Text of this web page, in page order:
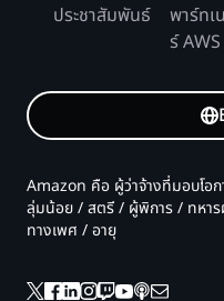
ประชาสัมพันธ์
พาร์ทเ
ร์ AWS
Amazon คือ ผู้ว่าจ้างที่มอบโอ
ลุ่มน้อย / สตรี / ผู้พิการ / ทหา
ทางเพศ / อายุ